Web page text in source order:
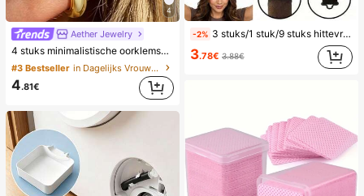
4
Aether Jewelry
4 stuks minimalistische oorklemset met kubische zirkonia - kan gestapeld worden, geen piercing nodig, geschikt voor dagelijks kantoorwear (4 stuks set, niet 4 paar), cadeau voor haar
#3 Bestseller in Dagelijks Vrouwen Oorbellen
4.81€
-2% 3 stuks/1 stuk/9 stuks hittevrije krulset voor dames, satijnen materiaal, inclusief haarkruller, hoofdbandkruller en elektrische krultang, ingebouwde flexibele metalen draad, geschikt voor slapen, hoge rebound rubberen vulling, zacht en comfortabel, geschikt voor normaal haar, creëer nonchalante krullen, Europese en Amerikaanse minimalistische grote golf slaapkrultool, cadeau
3.78€ 3.88€